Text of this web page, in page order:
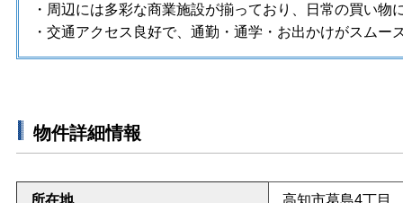
・ 周辺には多彩な商業施設が揃っており、日常の買い物
・交通アクセス良好で、通勤・通学・お出かけがスムー
物件詳細情報